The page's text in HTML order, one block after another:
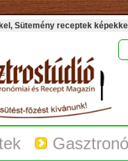
Sütemény receptek